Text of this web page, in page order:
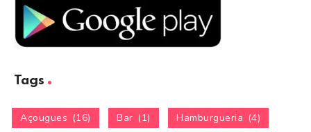
Tags
Açougues (16) Bar (1) Hamburgueria (4)